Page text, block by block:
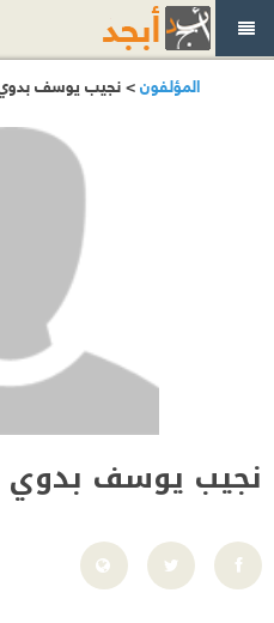
المؤلفون> نجيب يوسف
نجيب يوسف بدوي